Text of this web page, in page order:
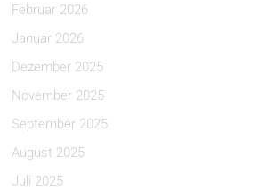
Februar 2026
Januar 2026
Dezember 2025
November 2025
September 2025
August 2025
Juli 2025